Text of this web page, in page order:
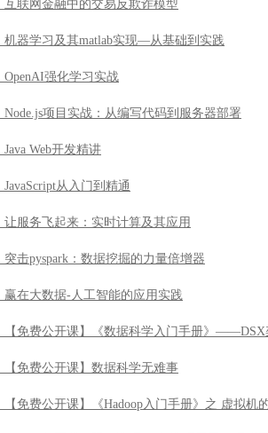
互联网金融中的交易反欺诈模型
机器学习及其matlab实现—从基础到实践
OpenAI强化学习实战
Node.js项目实战：从编写代码到服务器部署
Java Web开发精讲
JavaScript从入门到精通
让服务飞起来：实时计算及其应用
突击pyspark：数据挖掘的力量倍增器
赢在大数据-人工智能的应用实践
【免费公开课】《数据科学入门手册》
【免费公开课】数据科学无难事
【免费公开课】《Hadoop入门手册》之 虚拟机